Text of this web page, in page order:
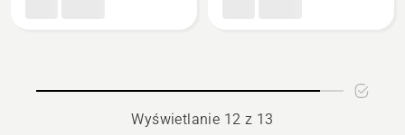
Wyświetlanie 12 z 13